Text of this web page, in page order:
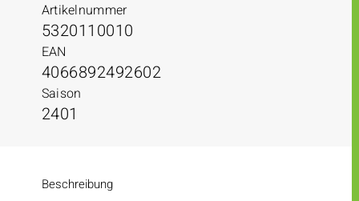
Artikelnummer
5320110010
EAN
4066892492602
Saison
2401
Beschreibung